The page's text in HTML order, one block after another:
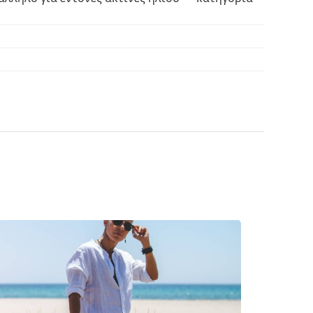
Το χρώμα της θήκης και ο σχεδιασμός της
και τη φροντίδα των γυαλιών ηλίου.
θήκη αντί για πανί.